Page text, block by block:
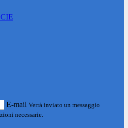
E-mail Verrà inviato un messaggio
necessarie.